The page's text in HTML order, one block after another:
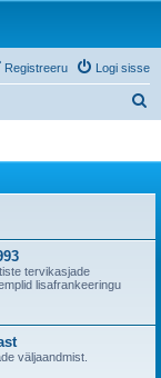
Logi sisse
Registreeru
tervikasjade
lisafrankeeringu
väljaandmist.